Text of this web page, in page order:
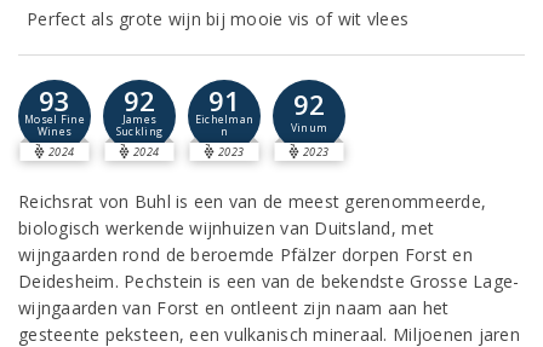
Perfect als grote wijn bij mooie vis of wit vlees
93
Mosel Fine
Wines
2024
92
James
Suckling
2024
91
Eichelman
n
2023
92
Vinum
2023
Reichsrat von Buhl is een van de meest gerenommeerde,
biologisch werkende wijnhuizen van Duitsland, met
wijngaarden rond de beroemde Pfälzer dorpen Forst en
Deidesheim. Pechstein is een van de bekendste Grosse Lage-
wijngaarden van Forst en ontleent zijn naam aan het
gesteente peksteen, een vulkanisch mineraal. Miljoenen jaren